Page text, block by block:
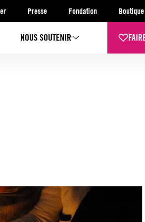
Presse Fondation Boutique
NOUS SOUTENIR